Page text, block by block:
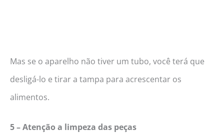
Mas se o aparelho não tiver um tubo, você terá que
desligá-lo e tirar a tampa para acrescentar os
alimentos.
5 – Atenção a limpeza das peças